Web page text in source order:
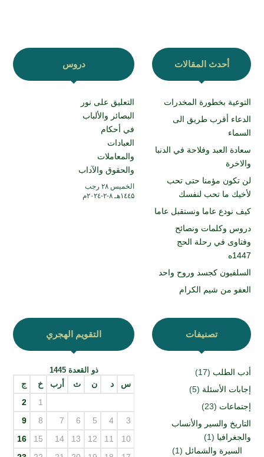
أحدث المقالات
التوعية بخطورة المخدرات
الدعاء أقرب طريق الى
السماء
سعادة العبد وفلاحة في الدنبا
والاخرة
لن تكون مؤمنا حتى تحب
لأخيك ما تحب لنفسك
كيف نودع عاما ونستقبل عاما
دروس وكلمات ونصائح
وفتاوى في رحلة الحج
1447ه
السلفيون كجسد وروح واحد
العفو من شيم الكرام
دروس
التعليق على نور
البصائر والألباب
في أحكام
العبادات
والمعاملات
والحقوق والآداب
الخميس ۲۸ رجب
۱٤٤۵هـ ۸-۲-۲۰۲٤م
تصنيفات
أدب الطلب (17)
إجابات الأسئلة (5)
إجتماعات (23)
التاريخ والسير والأنساب
والجغرافيا (1)
السيرة والشمائل (1)
التقويم الهجري
ذو القعدة 1445
س د ن ث أرب خ
ج
1
2
3
4
5
6
7
8
9
10
11
12
13
14
15
16